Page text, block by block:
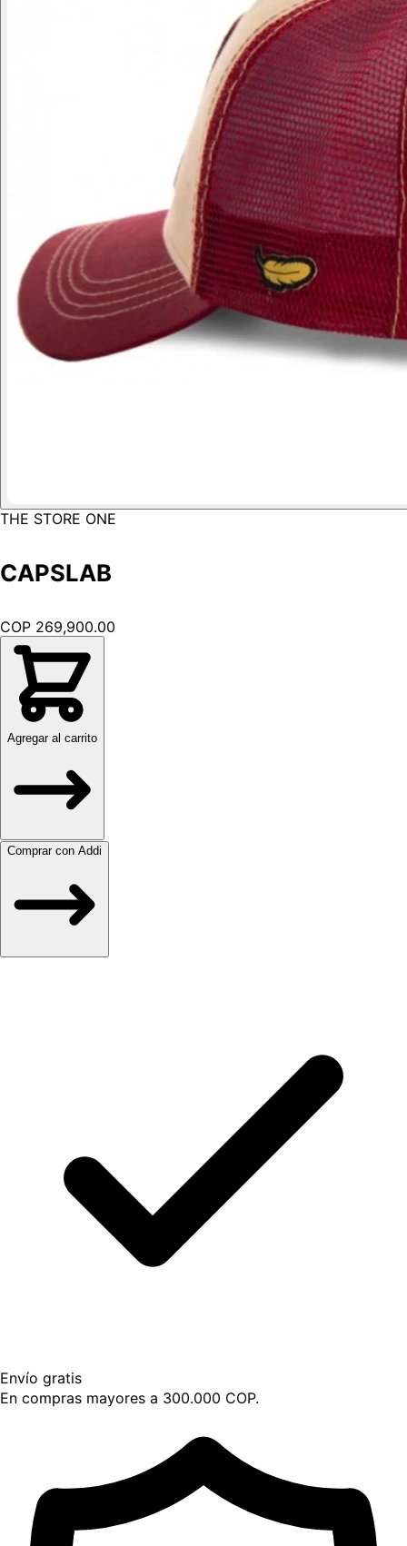
THE STORE ONE
CAPSLAB
COP 269,900.00
Agregar al carrito
Comprar con Addi
Envío gratis
En compras mayores a 300.000 COP.